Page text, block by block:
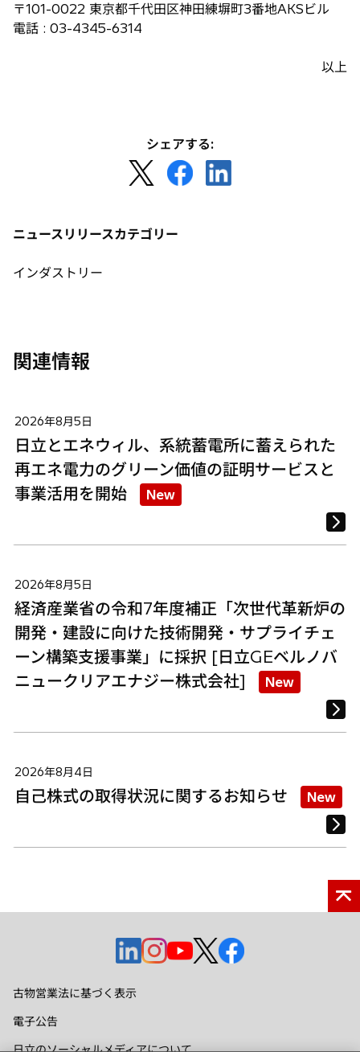
〒101-0022 東京都千代田区神田練塀町3番地AKSビル
電話 : 03-4345-6314
以上
シェアする:
し
タ
新
し
ニュースリリースカテゴリー
インダストリー
関連情報
2026年8月5日
日立とエネウィル、系統蓄電所に蓄えられた
再エネ電力のグリーン価値の証明サービスと
事業活用を開始
New
2026年8月5日
経済産業省の令和7年度補正「次世代革新炉の
開発・建設に向けた技術開発・サプライチェ
ーン構築支援事業」に採択 [日立GEベルノバ
ニュークリアエナジー株式会社]
New
2026年8月4日
自己株式の取得状況に関するお知らせ New
新
し
で
新
で
新
し
新
し
新
古物営業法に基づく表示
電子公告